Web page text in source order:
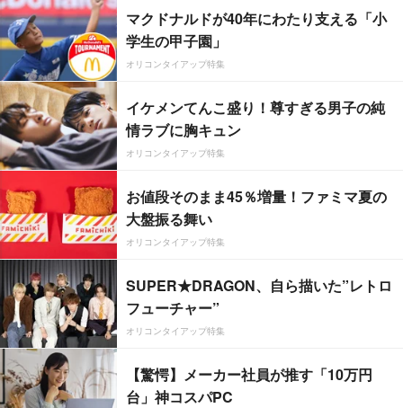
マクドナルドが40年にわたり支える「小
学生の甲子園」
オリコンタイアップ特集
イケメンてんこ盛り！尊すぎる男子の純
情ラブに胸キュン
オリコンタイアップ特集
お値段そのまま45％増量！ファミマ夏の
大盤振る舞い
オリコンタイアップ特集
SUPER★DRAGON、自ら描いた”レトロ
フューチャー”
オリコンタイアップ特集
【驚愕】メーカー社員が推す「10万円
台」神コスパPC